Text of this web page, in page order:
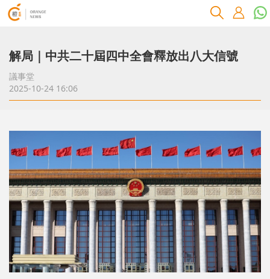
解局｜中共二十屆四中全會釋放出八大信號
議事堂
2025-10-24 16:06